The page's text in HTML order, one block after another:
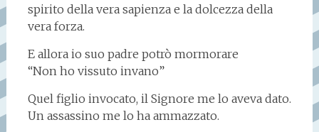
spirito della vera sapienza e la dolcezza della
vera forza.
E allora io suo padre potrò mormorare
“Non ho vissuto invano”
Quel figlio invocato, il Signore me lo aveva dato.
Un assassino me lo ha ammazzato.